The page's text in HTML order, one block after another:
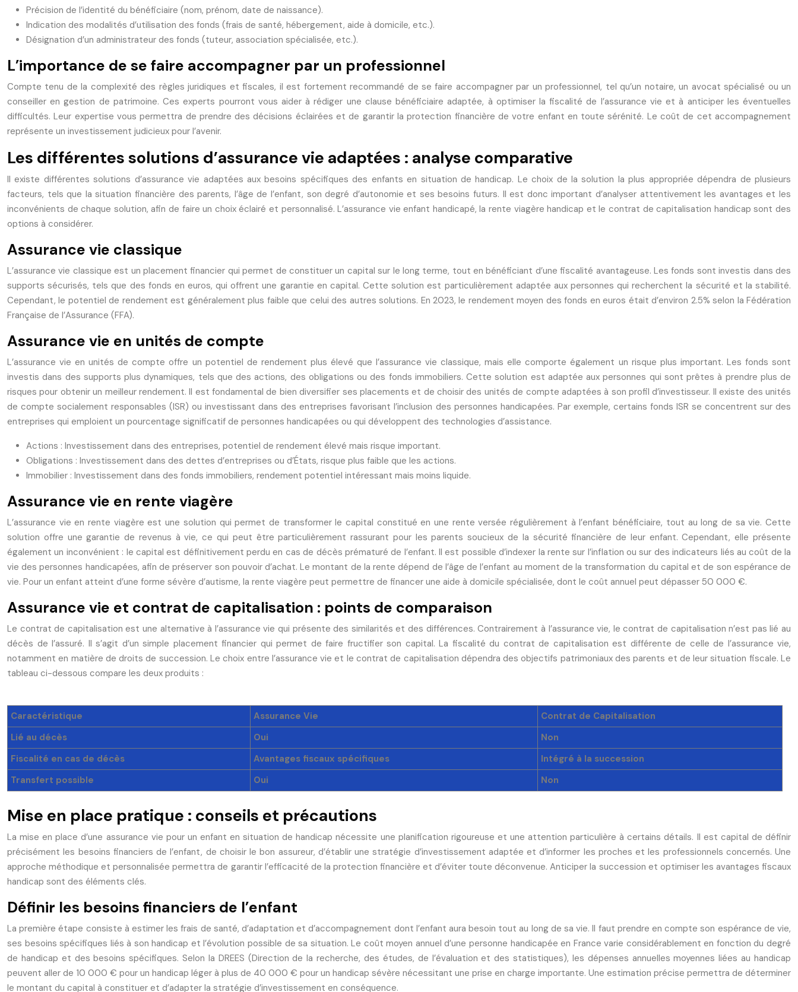
Précision de l’identité du bénéficiaire (nom, prénom, date de naissance).
Indication des modalités d’utilisation des fonds (frais de santé, hébergement, aide à domicile, etc.).
Désignation d’un administrateur des fonds (tuteur, association spécialisée, etc.).
L’importance de se faire accompagner par un professionnel
Compte tenu de la complexité des règles juridiques et fiscales, il est fortement recommandé de se faire accompagner par un professionnel, tel qu’un notaire, un avocat spécialisé ou un
conseiller en gestion de patrimoine. Ces experts pourront vous aider à rédiger une clause bénéficiaire adaptée, à optimiser la fiscalité de l’assurance vie et à anticiper les éventuelles
difficultés. Leur expertise vous permettra de prendre des décisions éclairées et de garantir la protection financière de votre enfant en toute sérénité. Le coût de cet accompagnement
représente un investissement judicieux pour l’avenir.
Les différentes solutions d’assurance vie adaptées : analyse comparative
Il existe différentes solutions d’assurance vie adaptées aux besoins spécifiques des enfants en situation de handicap. Le choix de la solution la plus appropriée dépendra de plusieurs
facteurs, tels que la situation financière des parents, l’âge de l’enfant, son degré d’autonomie et ses besoins futurs. Il est donc important d’analyser attentivement les avantages et les
inconvénients de chaque solution, afin de faire un choix éclairé et personnalisé. L’assurance vie enfant handicapé, la rente viagère handicap et le contrat de capitalisation handicap sont des
options à considérer.
Assurance vie classique
L’assurance vie classique est un placement financier qui permet de constituer un capital sur le long terme, tout en bénéficiant d’une fiscalité avantageuse. Les fonds sont investis dans des
supports sécurisés, tels que des fonds en euros, qui offrent une garantie en capital. Cette solution est particulièrement adaptée aux personnes qui recherchent la sécurité et la stabilité.
Cependant, le potentiel de rendement est généralement plus faible que celui des autres solutions. En 2023, le rendement moyen des fonds en euros était d’environ 2.5% selon la Fédération
Française de l’Assurance (FFA).
Assurance vie en unités de compte
L’assurance vie en unités de compte offre un potentiel de rendement plus élevé que l’assurance vie classique, mais elle comporte également un risque plus important. Les fonds sont
investis dans des supports plus dynamiques, tels que des actions, des obligations ou des fonds immobiliers. Cette solution est adaptée aux personnes qui sont prêtes à prendre plus de
risques pour obtenir un meilleur rendement. Il est fondamental de bien diversifier ses placements et de choisir des unités de compte adaptées à son profil d’investisseur. Il existe des unités
de compte socialement responsables (ISR) ou investissant dans des entreprises favorisant l’inclusion des personnes handicapées. Par exemple, certains fonds ISR se concentrent sur des
entreprises qui emploient un pourcentage significatif de personnes handicapées ou qui développent des technologies d’assistance.
Actions : Investissement dans des entreprises, potentiel de rendement élevé mais risque important.
Obligations : Investissement dans des dettes d’entreprises ou d’États, risque plus faible que les actions.
Immobilier : Investissement dans des fonds immobiliers, rendement potentiel intéressant mais moins liquide.
Assurance vie en rente viagère
L’assurance vie en rente viagère est une solution qui permet de transformer le capital constitué en une rente versée régulièrement à l’enfant bénéficiaire, tout au long de sa vie. Cette
solution offre une garantie de revenus à vie, ce qui peut être particulièrement rassurant pour les parents soucieux de la sécurité financière de leur enfant. Cependant, elle présente
également un inconvénient : le capital est définitivement perdu en cas de décès prématuré de l’enfant. Il est possible d’indexer la rente sur l’inflation ou sur des indicateurs liés au coût de la
vie des personnes handicapées, afin de préserver son pouvoir d’achat. Le montant de la rente dépend de l’âge de l’enfant au moment de la transformation du capital et de son espérance de
vie. Pour un enfant atteint d’une forme sévère d’autisme, la rente viagère peut permettre de financer une aide à domicile spécialisée, dont le coût annuel peut dépasser 50 000 €.
Assurance vie et contrat de capitalisation : points de comparaison
Le contrat de capitalisation est une alternative à l’assurance vie qui présente des similarités et des différences. Contrairement à l’assurance vie, le contrat de capitalisation n’est pas lié au
décès de l’assuré. Il s’agit d’un simple placement financier qui permet de faire fructifier son capital. La fiscalité du contrat de capitalisation est différente de celle de l’assurance vie,
notamment en matière de droits de succession. Le choix entre l’assurance vie et le contrat de capitalisation dépendra des objectifs patrimoniaux des parents et de leur situation fiscale. Le
tableau ci-dessous compare les deux produits :
Caractéristique Assurance Vie
Contrat de Capitalisation
Lié au décès
Oui
Non
Fiscalité en cas de décès
Avantages fiscaux spécifiques
Intégré à la succession
Transfert possible
Oui Non
Mise en place pratique : conseils et précautions
La mise en place d’une assurance vie pour un enfant en situation de handicap nécessite une planification rigoureuse et une attention particulière à certains détails. Il est capital de définir
précisément les besoins financiers de l’enfant, de choisir le bon assureur, d’établir une stratégie d’investissement adaptée et d’informer les proches et les professionnels concernés. Une
approche méthodique et personnalisée permettra de garantir l’efficacité de la protection financière et d’éviter toute déconvenue. Anticiper la succession et optimiser les avantages fiscaux
handicap sont des éléments clés.
Définir les besoins financiers de l’enfant
La première étape consiste à estimer les frais de santé, d’adaptation et d’accompagnement dont l’enfant aura besoin tout au long de sa vie. Il faut prendre en compte son espérance de vie,
ses besoins spécifiques liés à son handicap et l’évolution possible de sa situation. Le coût moyen annuel d’une personne handicapée en France varie considérablement en fonction du degré
de handicap et des besoins spécifiques. Selon la DREES (Direction de la recherche, des études, de l’évaluation et des statistiques), les dépenses annuelles moyennes liées au handicap
peuvent aller de 10 000 € pour un handicap léger à plus de 40 000 € pour un handicap sévère nécessitant une prise en charge importante. Une estimation précise permettra de déterminer
le montant du capital à constituer et d’adapter la stratégie d’investissement en conséquence.